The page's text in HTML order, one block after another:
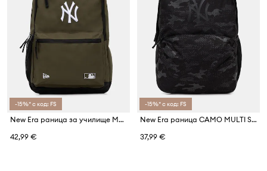
-15%* с код: FS
New Era раница за училище MLB DELAWARE NYY
42,99 €
-15%* с код: FS
New Era раница CAMO MULTI STADIUM NYY
37,99 €